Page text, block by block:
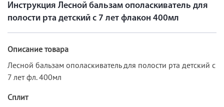
Инструкция Лесной бальзам ополаскиватель для
полости рта детский с 7 лет флакон 400мл
Описание товара
Лесной бальзам ополаскиватель для полости рта детский с
7 лет фл. 400мл
Сплит